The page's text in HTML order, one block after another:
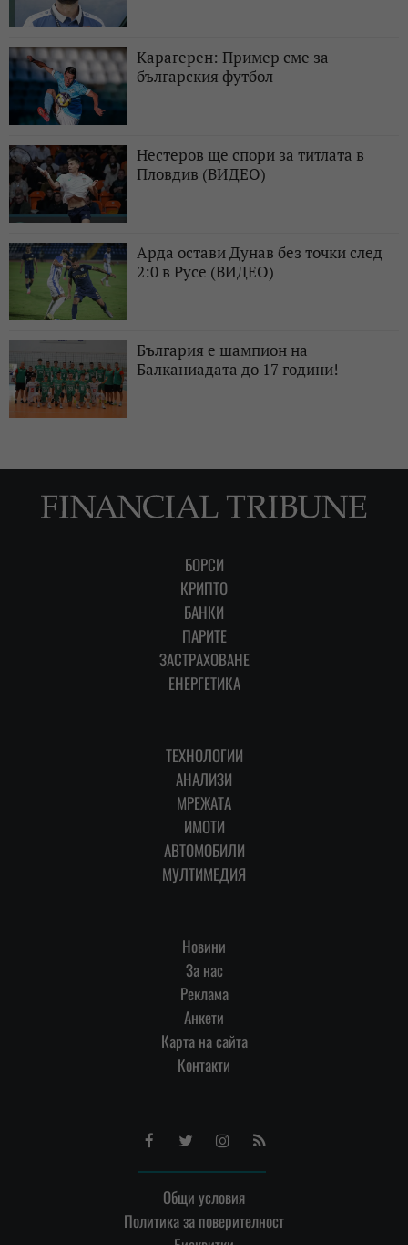
Карагерен: Пример сме за
българския футбол
Нестеров ще спори за титлата в
Пловдив (ВИДЕО)
Арда остави Дунав без точки след
2:0 в Русе (ВИДЕО)
България е шампион на
Балканиадата до 17 години!
БОРСИ
КРИПТО
БАНКИ
ПАРИТЕ
ЗАСТРАХОВАНЕ
ЕНЕРГЕТИКА
ТЕХНОЛОГИИ
АНАЛИЗИ
МРЕЖАТА
ИМОТИ
АВТОМОБИЛИ
МУЛТИМЕДИЯ
Новини
За нас
Реклама
Анкети
Карта на сайта
Контакти
FacebookTwitterInstagram
RSS
Общи условия
Политика за поверителност